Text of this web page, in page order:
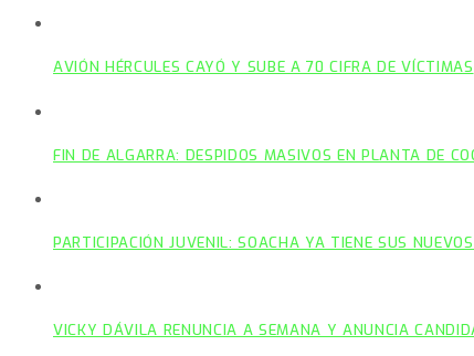
AVIÓN HÉRCULES CAYÓ Y SUBE A 70 CIFRA DE VÍCTIMAS
FIN DE ALGARRA: DESPIDOS MASIVOS EN PLANTA DE
PARTICIPACIÓN JUVENIL: SOACHA YA TIENE SUS
VICKY DÁVILA RENUNCIA A SEMANA Y ANUNCIA